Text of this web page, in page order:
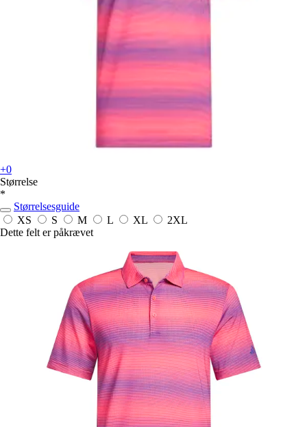
+0
Størrelse
*
Størrelsesguide
XS
S M L XL
2XL
Dette felt er påkrævet